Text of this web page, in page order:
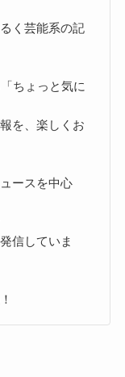
く芸能系の記
ちょっと気に
を、楽しくお
ースを中心
信していま